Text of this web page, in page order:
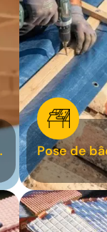
Pose de
bâchage